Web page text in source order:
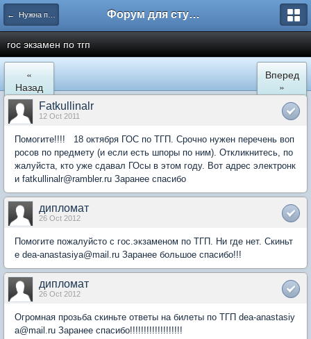
← Нужна помощь Форум для студента СГА
гос экзамен по тгп
«
Назад
Вперед
»
Fatkullinalr
12 Oct 2011
Помогите!!!! 18 октября ГОС по ТГП. Срочно нужен перечень воп
росов по предмету (и если есть шпоры по ним). Откликнитесь, по
жалуйста, кто уже сдавал ГОсы в этом году. Вот адрес электронк
и fatkullinalr@rambler.ru Заранее спасибо
дипломат
26 Oct 2012
Помогите пожалуйсто с гос.экзаменом по ТГП. Ни где нет. Скиньт
е dea-anastasiya@mail.ru Заранее большое спасибо!!!
дипломат
26 Oct 2012
Огромная прозьба скиньте ответы на билеты по ТГП dea-anastasiy
a@mail.ru Заранее спасибо!!!!!!!!!!!!!!!!!!!